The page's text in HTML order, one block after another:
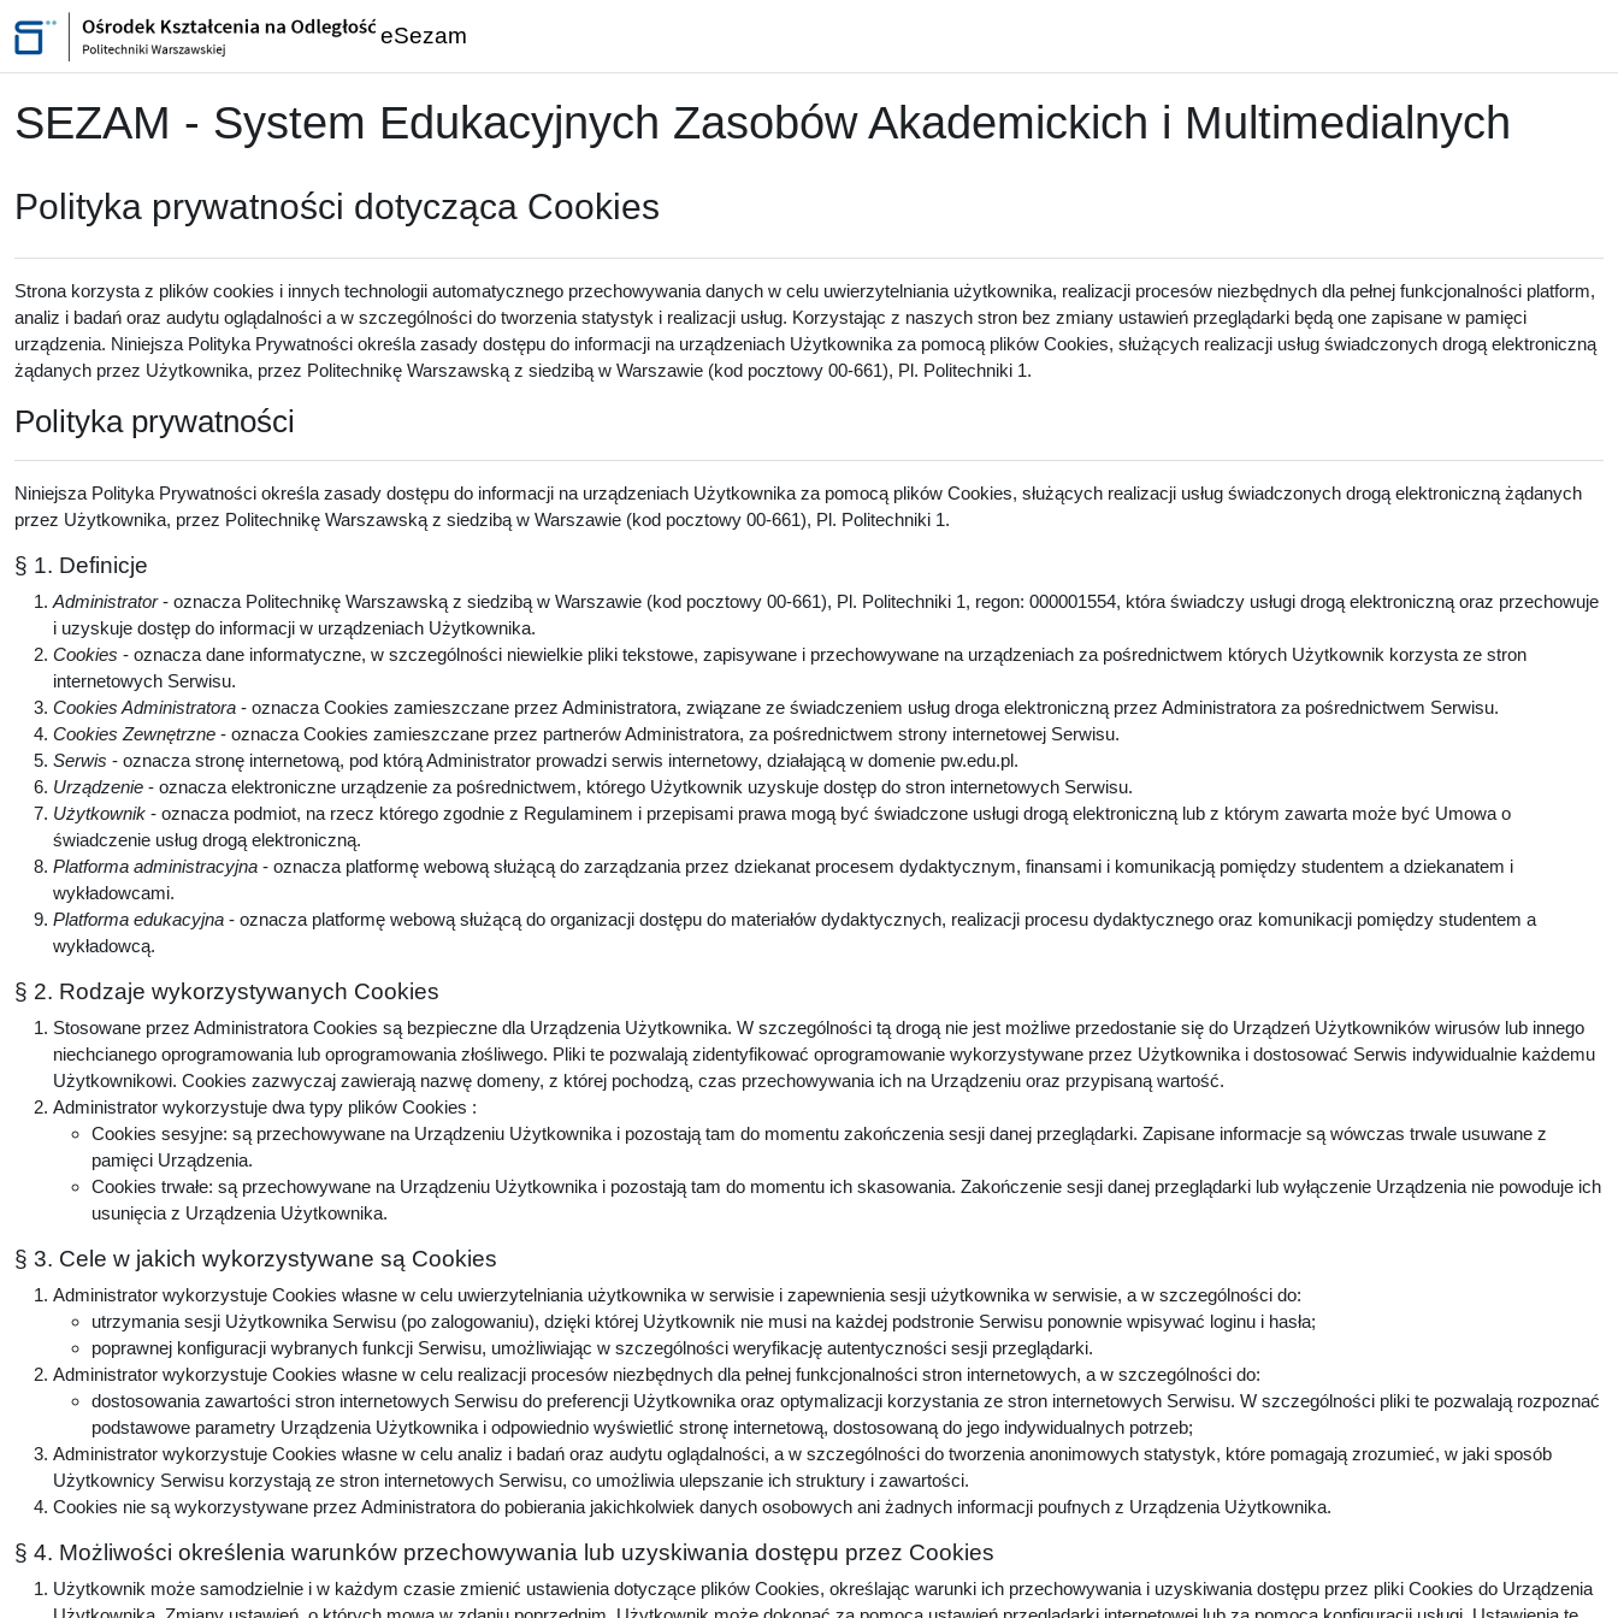
Przejdź do głównej zawartości
eSezam
SEZAM - System Edukacyjnych Zasobów Akademickich i Multimedialnych
Polityka prywatności dotycząca Cookies
Strona korzysta z plików cookies i innych technologii automatycznego przechowywania danych w celu uwierzytelniania użytkownika, realizacji procesów niezbędnych dla pełnej funkcjonalności platform,
analiz i badań oraz audytu oglądalności a w szczególności do tworzenia statystyk i realizacji usług. Korzystając z naszych stron bez zmiany ustawień przeglądarki będą one zapisane w pamięci
urządzenia. Niniejsza Polityka Prywatności określa zasady dostępu do informacji na urządzeniach Użytkownika za pomocą plików Cookies, służących realizacji usług świadczonych drogą elektroniczną
żądanych przez Użytkownika, przez Politechnikę Warszawską z siedzibą w Warszawie (kod pocztowy 00-661), Pl. Politechniki 1.
Polityka prywatności
Niniejsza Polityka Prywatności określa zasady dostępu do informacji na urządzeniach Użytkownika za pomocą plików Cookies, służących realizacji usług świadczonych drogą elektroniczną żądanych
przez Użytkownika, przez Politechnikę Warszawską z siedzibą w Warszawie (kod pocztowy 00-661), Pl. Politechniki 1.
§ 1. Definicje
Administrator- oznacza Politechnikę Warszawską z siedzibą w Warszawie (kod pocztowy 00-661), Pl. Politechniki 1, regon: 000001554, która świadczy usługi drogą elektroniczną oraz przechowuje
i uzyskuje dostęp do informacji w urządzeniach Użytkownika.
Cookies - oznacza dane informatyczne, w szczególności niewielkie pliki tekstowe, zapisywane i przechowywane na urządzeniach za pośrednictwem których Użytkownik korzysta ze stron
internetowych Serwisu.
Cookies Administratora - oznacza Cookies zamieszczane przez Administratora, związane ze świadczeniem usług droga elektroniczną przez Administratora za pośrednictwem Serwisu.
Cookies Zewnętrzne - oznacza Cookies zamieszczane przez partnerów Administratora, za pośrednictwem strony internetowej Serwisu.
Serwis - oznacza stronę internetową, pod którą Administrator prowadzi serwis internetowy, działającą w domenie pw.edu.pl.
Urządzenie - oznacza elektroniczne urządzenie za pośrednictwem, którego Użytkownik uzyskuje dostęp do stron internetowych Serwisu.
Użytkownik - oznacza podmiot, na rzecz którego zgodnie z Regulaminem i przepisami prawa mogą być świadczone usługi drogą elektroniczną lub z którym zawarta może być Umowa o
świadczenie usług drogą elektroniczną.
Platforma administracyjna - oznacza platformę webową służącą do zarządzania przez dziekanat procesem dydaktycznym, finansami i komunikacją pomiędzy studentem a dziekanatem i
wykładowcami.
Platforma edukacyjna - oznacza platformę webową służącą do organizacji dostępu do materiałów dydaktycznych, realizacji procesu dydaktycznego oraz komunikacji pomiędzy studentem a
wykładowcą.
§ 2. Rodzaje wykorzystywanych Cookies
Stosowane przez Administratora Cookies są bezpieczne dla Urządzenia Użytkownika. W szczególności tą drogą nie jest możliwe przedostanie się do Urządzeń Użytkowników wirusów lub innego
niechcianego oprogramowania lub oprogramowania złośliwego. Pliki te pozwalają zidentyfikować oprogramowanie wykorzystywane przez Użytkownika i dostosować Serwis indywidualnie każdemu
Użytkownikowi. Cookies zazwyczaj zawierają nazwę domeny, z której pochodzą, czas przechowywania ich na Urządzeniu oraz przypisaną wartość.
Administrator wykorzystuje dwa typy plików Cookies :
Cookies sesyjne: są przechowywane na Urządzeniu Użytkownika i pozostają tam do momentu zakończenia sesji danej przeglądarki. Zapisane informacje są wówczas trwale usuwane z
pamięci Urządzenia.
Cookies trwałe: są przechowywane na Urządzeniu Użytkownika i pozostają tam do momentu ich skasowania. Zakończenie sesji danej przeglądarki lub wyłączenie Urządzenia nie powoduje ich
usunięcia z Urządzenia Użytkownika.
§ 3. Cele w jakich wykorzystywane są Cookies
Administrator wykorzystuje Cookies własne w celu uwierzytelniania użytkownika w serwisie i zapewnienia sesji użytkownika w serwisie, a w szczególności do:
utrzymania sesji Użytkownika Serwisu (po zalogowaniu), dzięki której Użytkownik nie musi na każdej podstronie Serwisu ponownie wpisywać loginu i hasła;
poprawnej konfiguracji wybranych funkcji Serwisu, umożliwiając w szczególności weryfikację autentyczności sesji przeglądarki.
Administrator wykorzystuje Cookies własne w celu realizacji procesów niezbędnych dla pełnej funkcjonalności stron internetowych, a w szczególności do:
dostosowania zawartości stron internetowych Serwisu do preferencji Użytkownika oraz optymalizacji korzystania ze stron internetowych Serwisu. W szczególności pliki te pozwalają rozpoznać
podstawowe parametry Urządzenia Użytkownika i odpowiednio wyświetlić stronę internetową, dostosowaną do jego indywidualnych potrzeb;
Administrator wykorzystuje Cookies własne w celu analiz i badań oraz audytu oglądalności, a w szczególności do tworzenia anonimowych statystyk, które pomagają zrozumieć, w jaki sposób
Użytkownicy Serwisu korzystają ze stron internetowych Serwisu, co umożliwia ulepszanie ich struktury i zawartości.
Cookies nie są wykorzystywane przez Administratora do pobierania jakichkolwiek danych osobowych ani żadnych informacji poufnych z Urządzenia Użytkownika.
§ 4. Możliwości określenia warunków przechowywania lub uzyskiwania dostępu przez Cookies
Użytkownik może samodzielnie i w każdym czasie zmienić ustawienia dotyczące plików Cookies, określając warunki ich przechowywania i uzyskiwania dostępu przez pliki Cookies do Urządzenia